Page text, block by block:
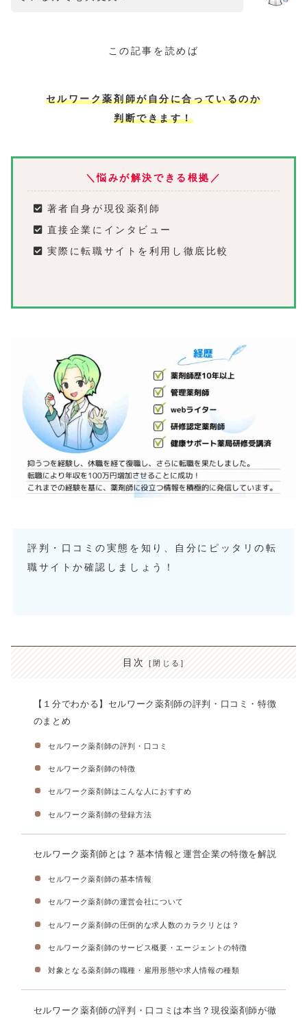
この記事を読めば
セルワーク薬剤師が自分に合っているのか
判断できます！
＼悩みが解決できる根拠／
著者自身が現役薬剤師
直接企業にインタビュー
実際に転職サイトを利用し徹底比較
評判・口コミの実態を知り、自分にピッタリの転
職サイトか確認しましょう！
目次
【１分でわかる】セルワーク薬剤師の評判・口コミ・特徴
のまとめ
セルワーク薬剤師の評判・口コミ
セルワーク薬剤師の特徴
セルワーク薬剤師はこんな人におすすめ
セルワーク薬剤師の登録方法
セルワーク薬剤師とは？基本情報と運営企業の特徴を解説
セルワーク薬剤師の基本情報
セルワーク薬剤師の運営会社について
セルワーク薬剤師の圧倒的な求人数のカラクリとは？
セルワーク薬剤師のサービス概要・エージェントの特徴
対象となる薬剤師の職種・雇用形態や求人情報の種類
セルワーク薬剤師の評判・口コミは本当？現役薬剤師が徹